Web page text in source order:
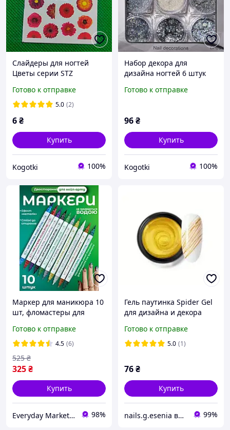
Слайдеры для ногтей
Цветы серии STZ
Готово к отправке
5.0 (2)
6₴
Купить
Kogotki 100%
Набор декора для
дизайна ногтей 6 штук
Готово к отправке
96₴
Купить
Kogotki 100%
Маркер для маникюра 10
шт, фломастеры для
Готово к отправке
4.5 (6)
325₴
525 ₴
Купить
Everyday Market 0965612251 98%
Гель паутинка Spider Gel
для дизайна и декора
Золотая
Готово к отправке
5.0 (1)
76₴
Купить
nails.g.esenia все для маникюра 99%